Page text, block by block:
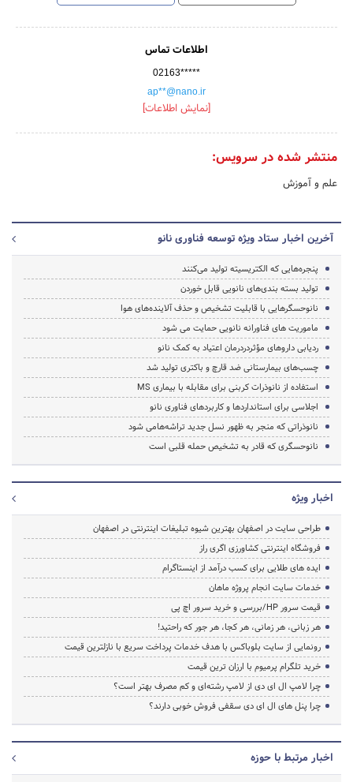
اطلاعات تماس
02163*****
ap**@nano.ir
[نمایش اطلاعات]
منتشر شده در سرویس:
علم و آموزش
آخرین اخبار ستاد ویژه توسعه فناوری نانو
پنجره‌هایی که الکتریسیته تولید می‌کنند
تولید بسته‌ بندی‌های نانویی قابل‌ خوردن
نانوحسگرهایی با قابلیت تشخیص و حذف آلاینده‌های هوا
ماموریت های فناورانه نانویی حمایت می شود
ردیابی داروهای مؤثردردرمان اعتیاد به کمک نانو
چسب‌های بیمارستانی ضد قارچ و باکتری تولید شد
استفاده از نانوذرات کربنی برای مقابله با بیماری MS
اجلاسی برای استانداردها و کاربردهای فناوری نانو
نانوذراتی که منجر به ظهور نسل جدید تراشه‌هامی شود
نانوحسگری که قادر به تشخیص حمله قلبی است
اخبار ویژه
طراحی سایت در اصفهان بهترین شیوه تبلیغات اینترنتی در اصفهان
فروشگاه اینترنتی کشاورزی اگری راز
ایده های طلایی برای کسب درآمد از اینستاگرام
خدمات سایت انجام پروژه ماهان
قیمت سرور HP/بررسی و خرید سرور اچ پی
هر زبانی، هر زمانی، هر کجا، هر جور که راحتید!
رونمایی از سایت بلوباکس با هدف خدمات پرداخت سریع با نازلترین قیمت
خرید تلگرام پرمیوم با ارزان ترین قیمت
چرا لامپ ال ای دی از لامپ رشته‌ای و کم مصرف بهتر است؟
چرا پنل های ال ای دی سقفی فروش خوبی دارند؟
اخبار مرتبط با حوزه